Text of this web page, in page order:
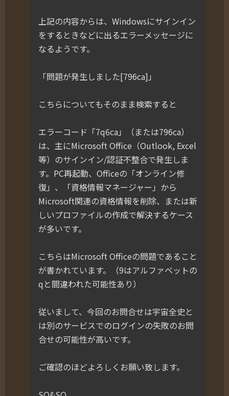
上記の内容からは、Windowsにサインイン
をするときなどに出るエラーメッセージに
なるようです。
「問題が発生しました[796ca]」
こちらについてもそのまま検索すると
エラーコード「7q6ca」（または796ca）
は、主にMicrosoft Office（Outlook, Excel
等）のサインイン/認証不整合で発生しま
す。PC再起動、Officeの「オンライン修
復」、「資格情報マネージャー」から
Microsoft関連の資格情報を削除、または新
しいプロファイルの作成で解決するケース
が多いです。
こちらはMicrosoft Officeの問題であること
が書かれています。（9はアルファベットの
qと間違われた可能性あり）
従いまして、今回のお問合せは宇宙全史と
は別のサービスでのログインの失敗のお問
合せの可能性が高いです。
ご確認のほどよろしくお願い致します。